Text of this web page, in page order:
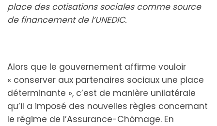
place des cotisations sociales comme source
de financement de l’UNEDIC.
Alors que le gouvernement affirme vouloir
« conserver aux partenaires sociaux une place
déterminante », c’est de manière unilatérale
qu’il a imposé des nouvelles règles concernant
le régime de l’Assurance-Chômage. En